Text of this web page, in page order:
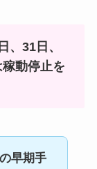
31日、
動停止を
早期手